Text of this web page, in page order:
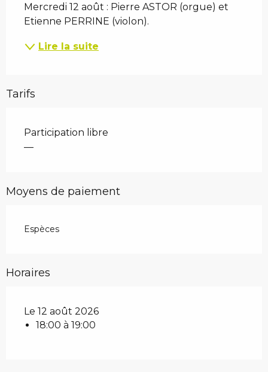
Mercredi 12 août : Pierre ASTOR (orgue) et
Etienne PERRINE (violon).
Lire la suite
Tarifs
Participation libre
—
Moyens de paiement
Espèces
Horaires
Le 12 août 2026
18:00 à 19:00